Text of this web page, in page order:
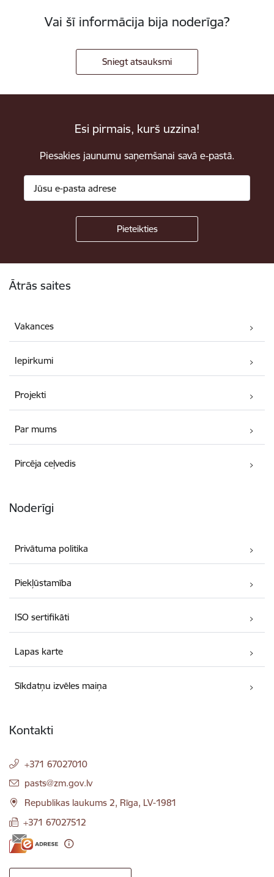
Vai šī informācija bija noderīga?
Sniegt atsauksmi
Esi pirmais, kurš uzzina!
Piesakies jaunumu saņemšanai savā e-pastā.
Ātrās saites
Vakances
Iepirkumi
Projekti
Par mums
Pircēja ceļvedis
Noderīgi
Privātuma politika
Piekļūstamība
ISO sertifikāti
Lapas karte
Sīkdatņu izvēles maiņa
Kontakti
+371 67027010
E-pasts:
pasts@zm.gov.lv
Republikas laukums 2, Rīga, LV-1981
+371 67027512